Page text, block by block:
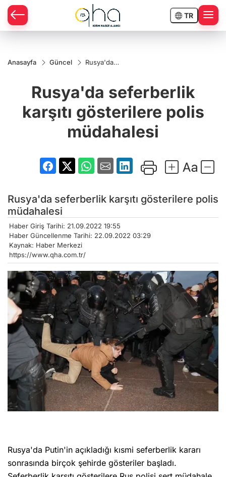
TR
Anasayfa Güncel
Rusya'da
gösterilere
polis
Rusya'da seferberlik
karşıtı gösterilere polis
müdahalesi
Rusya'da seferberlik karşıtı gösterilere polis
müdahalesi
Haber Giriş Tarihi: 21.09.2022 19:55
Haber Güncellenme Tarihi: 22.09.2022 03:29
Kaynak: Haber Merkezi
https://www.qha.com.tr/
Rusya'da Putin'in açıkladığı kısmi seferberlik kararı
sonrasında birçok şehirde gösteriler başladı.